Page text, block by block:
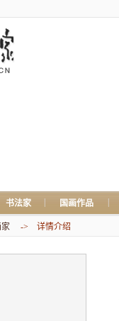
书法家 国画作品
-> 详情介绍